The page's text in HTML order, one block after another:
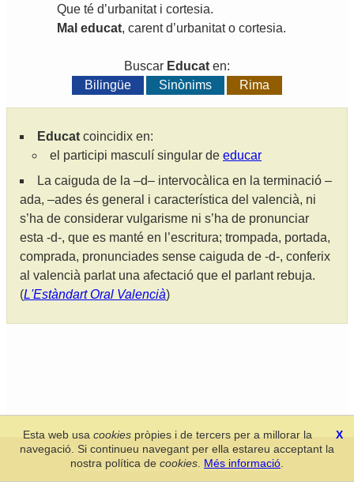
Que té d’urbanitat i cortesia.
Mal educat, carent d’urbanitat o cortesia.
Buscar Educat en:
Bilingüe
Sinònims Rima
Educat coincidix en:
el participi masculí singular de educar
La caiguda de la –d– intervocàlica en la terminació –
ada, –ades és general i característica del valencià, ni
s’ha de considerar vulgarisme ni s’ha de pronunciar
esta -d-, que es manté en l’escritura; trompada, portada,
comprada, pronunciades sense caiguda de -d-, conferix
al valencià parlat una afectació que el parlant rebuja.
(L'Estàndart Oral Valencià)
Secció de Llengua i Lliteratura Valencianes-Real Acadèmia de
Cultura Valenciana-Política de privacitat
X
Esta web usacookies pròpies i de tercers per a millorar la
navegació. Si continueu navegant per ella estareu acceptant la
nostra política de cookies Més informació